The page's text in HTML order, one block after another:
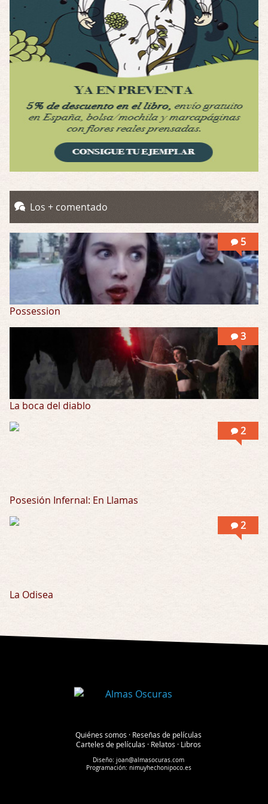
Se llama la posesión en castellano, está …
Obsession
Por: Mariano
Una película normalita, nada del otro mun …
Por: Chica Stark
Al principio por el hype que la dieron iba …
Possession
Posesión Infernal: En Llamas
Por: Skalope
Totalmente de acuerdo Ignacio. La he disfr …
Los + comentado
5
Possession
3
La boca del diablo
2
Posesión Infernal: En Llamas
2
La Odisea
Quiénes somos · Reseñas de películas
Carteles de películas · Relatos · Libros
Diseño:joan@almasocuras.com
Programación: nimuyhechonipoco.es